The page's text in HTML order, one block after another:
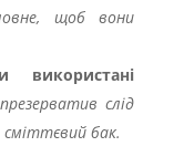
щоб вони
використані
слід
бак.